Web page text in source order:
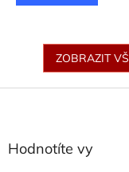
ZOBRAZIT
Hodnotíte vy